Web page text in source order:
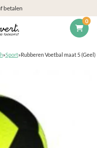
0
betalen
»Sport»Rubberen Voetbal maat 5 (Geel)